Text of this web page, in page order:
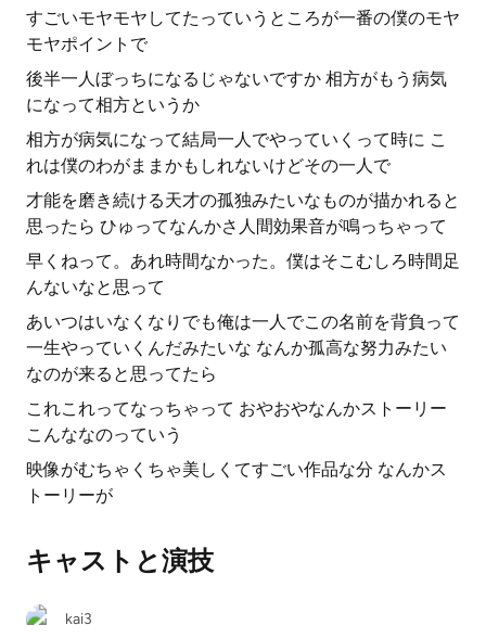
すごいモヤモヤしてたっていうところが一番の僕のモヤ
モヤポイントで
後半一人ぼっちになるじゃないですか 相方がもう病気
になって相方というか
相方が病気になって結局一人でやっていくって時に こ
れは僕のわがままかもしれないけどその一人で
才能を磨き続ける天才の孤独みたいなものが描かれると
思ったら ひゅってなんかさ人間効果音が鳴っちゃって
早くねって。あれ時間なかった。僕はそこむしろ時間足
んないなと思って
あいつはいなくなりでも俺は一人でこの名前を背負って
一生やっていくんだみたいな なんか孤高な努力みたい
なのが来ると思ってたら
これこれってなっちゃって おやおやなんかストーリー
こんななのっていう
映像がむちゃくちゃ美しくてすごい作品な分 なんかス
トーリーが
キャストと演技
kai3